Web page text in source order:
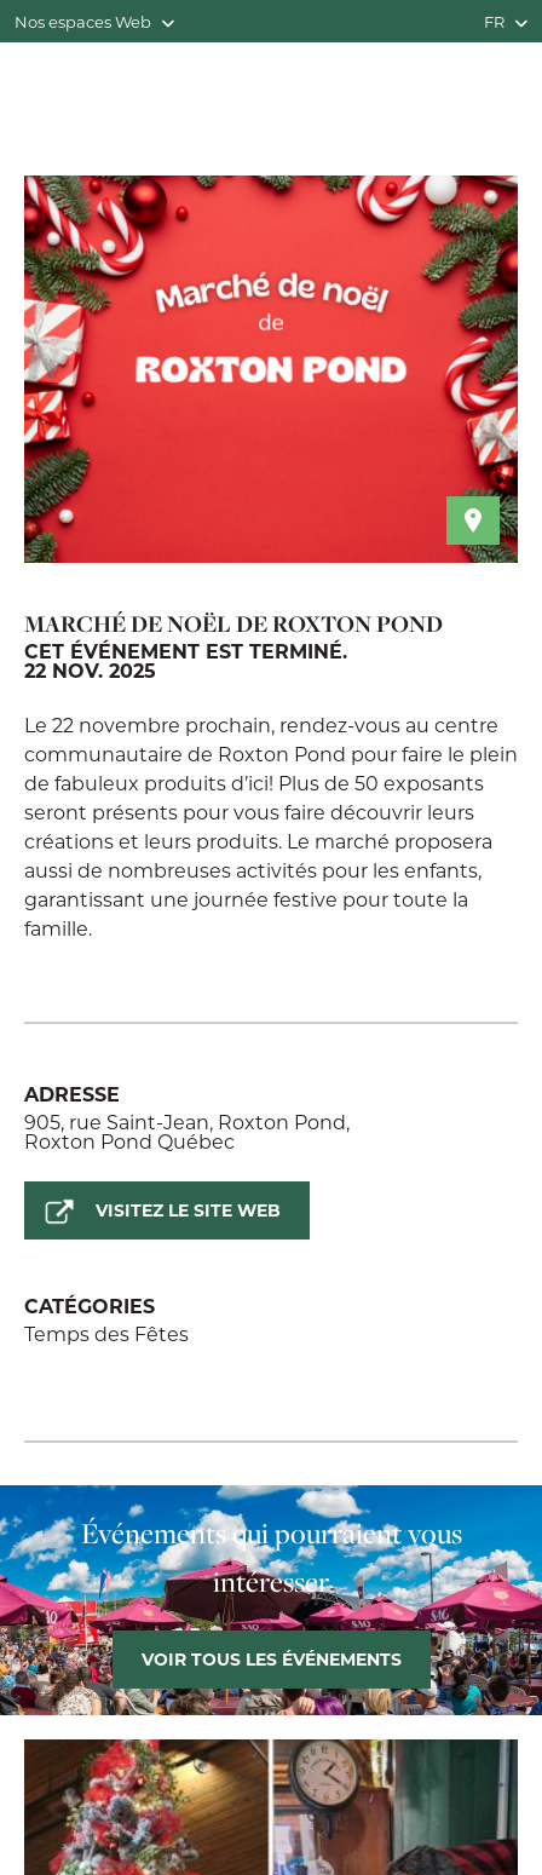
Nos espaces Web FR
MARCHÉ DE NOËL DE ROXTON POND
CET ÉVÉNEMENT EST TERMINÉ.
22 NOV. 2025
Le 22 novembre prochain, rendez-vous au centre
communautaire de Roxton Pond pour faire le plein
de fabuleux produits d’ici! Plus de 50 exposants
seront présents pour vous faire découvrir leurs
créations et leurs produits. Le marché proposera
aussi de nombreuses activités pour les enfants,
garantissant une journée festive pour toute la
famille.
ADRESSE
905, rue Saint-Jean, Roxton Pond,
Roxton Pond Québec
VISITEZ LE SITE WEB
CATÉGORIES
Temps des Fêtes
Événements qui pourraient vous
intéresser
VOIR TOUS LES ÉVÉNEMENTS